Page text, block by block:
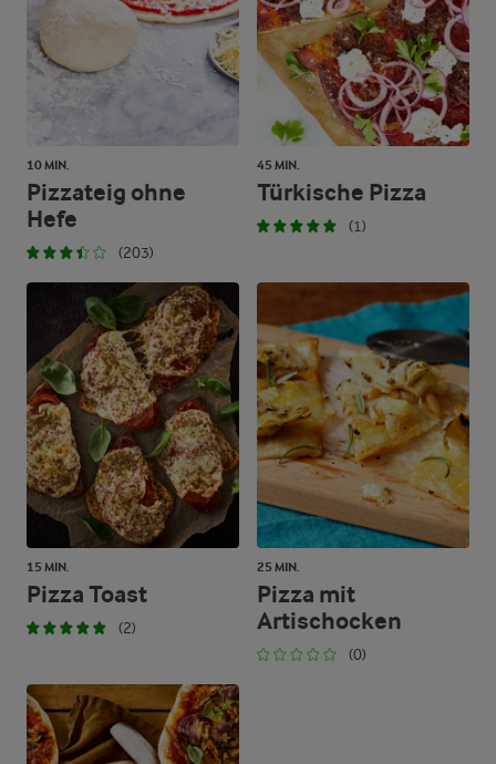
10 MIN.
Pizzateig ohne
Hefe
(203)
45 MIN.
Türkische Pizza
(1)
15 MIN.
Pizza Toast
(2)
25 MIN.
Pizza mit
Artischocken
(0)